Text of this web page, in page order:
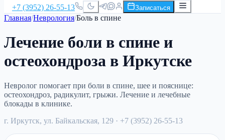
+7 (3952) 26-55-13 Записаться
Главная/Неврология/Боль в спине
Лечение боли в спине и
остеохондроза в Иркутске
Невролог помогает при боли в спине, шее и пояснице:
остеохондроз, радикулит, грыжи. Лечение и лечебные
блокады в клинике.
г. Иркутск, ул. Байкальская, 129 · +7 (3952) 26-55-13